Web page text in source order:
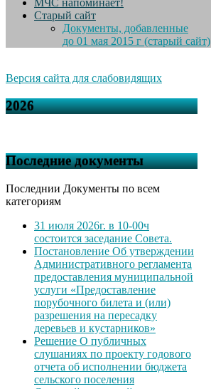
МЧС напоминает!
Старый сайт
Документы, добавленные
до 01 мая 2015 г (старый сайт)
Версия сайта для слабовидящих
2026
Последние документы
Последнии Документы по всем
категориям
31 июля 2026г. в 10-00ч
состоится заседание Совета.
Постановление Об утверждении
Административного регламента
предоставления муниципальной
услуги «Предоставление
порубочного билета и (или)
разрешения на пересадку
деревьев и кустарников»
Решение О публичных
слушаниях по проекту годового
отчета об исполнении бюджета
сельского поселения